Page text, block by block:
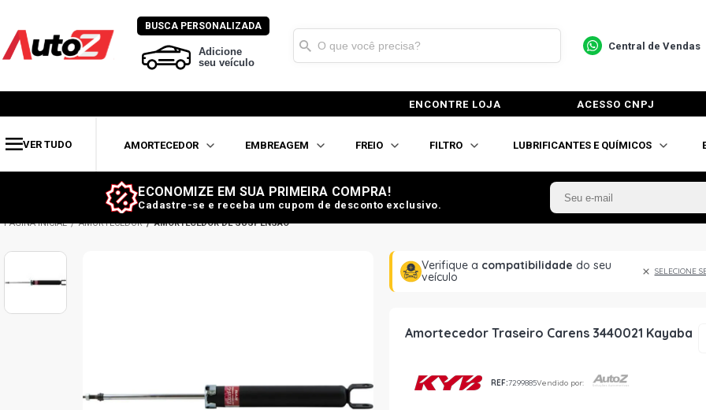
BUSCA PERSONALIZADA
Adicione
seu veículo
Central de Vendas
ENCONTRE LOJA ACESSO CNPJ
VER TUDO AMORTECEDOR EMBREAGEM FREIO FILTRO LUBRIFICANTES E QUÍMICOS
ECONOMIZE EM SUA PRIMEIRA COMPRA!
Cadastre-se e receba um cupom de desconto exclusivo.
AMORTECEDOR AMORTECEDOR DE SUSPENSÃO
Verifique a compatibilidade do seu
veículo
SELECIONE
Amortecedor Traseiro Carens 3440021 Kayaba
REF:7299885Vendido por: